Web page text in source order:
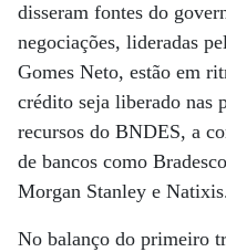
disseram fontes do
negociações, lideradas
Gomes Neto, estão em
crédito seja liberado nas
recursos do BNDES, a
de bancos como
Morgan Stanley e
No balanço do primeiro